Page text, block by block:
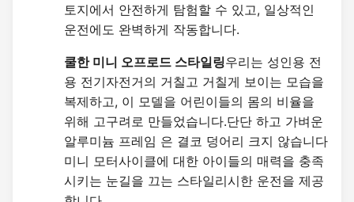
토지에서 안전하게 탐험할 수 있고, 일상적인
운전에도 완벽하게 작동합니다.
쿨한 미니 오프로드 스타일링우리는 성인용 전
용 전기자전거의 거칠고 거칠게 보이는 모습을
복제하고, 이 모델을 어린이들의 몸의 비율을
위해 고구려로 만들었습니다.단단 하고 가벼운
알루미늄 프레임 은 결코 덩어리 크지 않습니다
미니 모터사이클에 대한 아이들의 매력을 충족
시키는 눈길을 끄는 스타일리시한 운전을 제공